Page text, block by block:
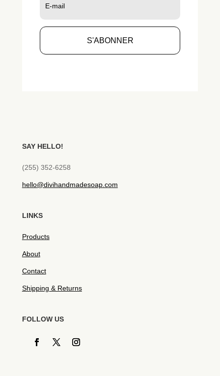
S'ABONNER
SAY HELLO!
(255) 352-6258
hello@divihandmadesoap.com
LINKS
Products
About
Contact
Shipping & Returns
FOLLOW US